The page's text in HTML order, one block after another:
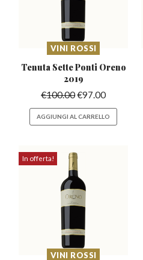
VINI ROSSI
Tenuta Sette Ponti Oreno
2019
€100.00€97.00
AGGIUNGI AL CARRELLO
In offerta!
VINI ROSSI